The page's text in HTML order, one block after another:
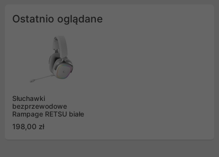
Ostatnio oglądane
Słuchawki
bezprzewodowe
Rampage RETSU białe
198,00 zł